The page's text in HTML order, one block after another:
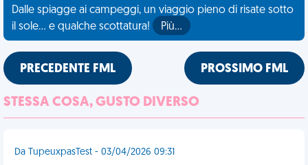
Dalle spiagge ai campeggi, un viaggio pieno di risate sotto
il sole... e qualche scottatura!
Più…
PRECEDENTE FML PROSSIMO FML
STESSA COSA, GUSTO DIVERSO
Da TupeuxpasTest - 03/04/2026 09:31